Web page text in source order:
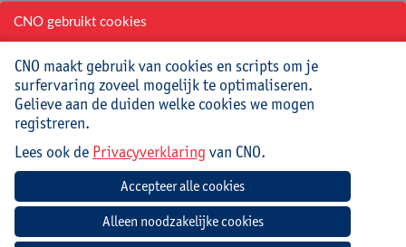
besluitvorming. Ook bij Odisee werkt ze aan de hand
van de principes en methodieken van S3. Annelies is
daarnaast ook trainer in Verbindende Communicatie.
Praktisch
Cursuscode: 26/DR/260A
Bronnenlijst met daarop interessante boeken, links
naar video’s, podcasts, enz. inbegrepen.
Lunch inbegrepen.
CNO gebruikt cookies
CNO maakt gebruik van cookies en scripts om je
surfervaring zoveel mogelijk te optimaliseren.
Gelieve aan de duiden welke cookies we mogen
registreren.
Lees ook de Privacyverklaring van CNO.